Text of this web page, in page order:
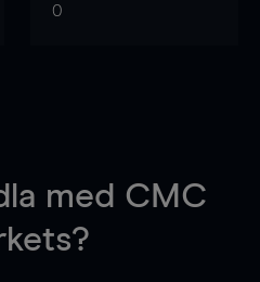
0
med CMC